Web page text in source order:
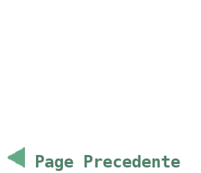
Page Precedente